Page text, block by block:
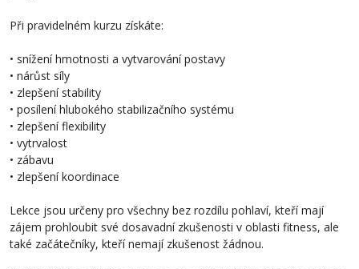
Při pravidelném kurzu získáte:
• snížení hmotnosti a vytvarování postavy
• nárůst síly
• zlepšení stability
• posílení hlubokého stabilizačního systému
• zlepšení flexibility
• vytrvalost
• zábavu
• zlepšení koordinace
Lekce jsou určeny pro všechny bez rozdílu pohlaví, kteří mají
zájem prohloubit své dosavadní zkušenosti v oblasti fitness, ale
také začátečníky, kteří nemají zkušenost žádnou.